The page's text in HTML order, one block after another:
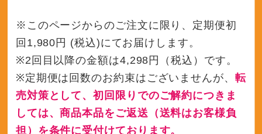
※このページからのご注文に限り、定期便初
回1,980円 (税込)にてお届けします。
※2回目以降の金額は4,298円（税込）です。
※定期便は回数のお約束はございませんが、 転
売対策として、初回限りでのご解約につきま
しては、商品本品をご返送（送料はお客様負
担）を条件に受付けております。